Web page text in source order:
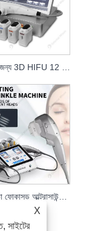
X
সাইটের